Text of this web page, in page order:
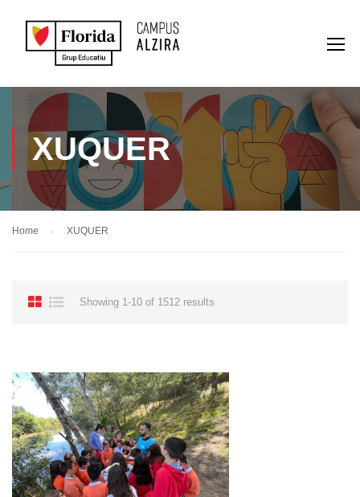
XUQUER
Home XUQUER
Showing 1-10 of 1512 results